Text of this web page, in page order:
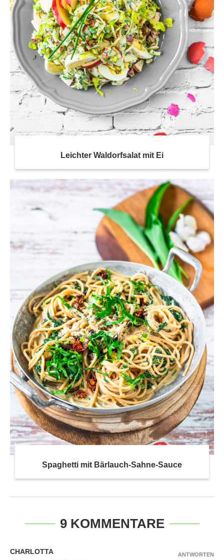
Leichter Waldorfsalat mit Ei
Spaghetti mit Bärlauch-Sahne-Sauce
9 KOMMENTARE
CHARLOTTA ANTWORTEN